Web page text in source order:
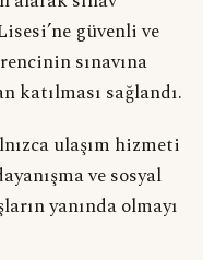
güvenli ve
sınavına
katılması sağlandı.
ulaşım hizmeti
ve sosyal
yanında olmayı